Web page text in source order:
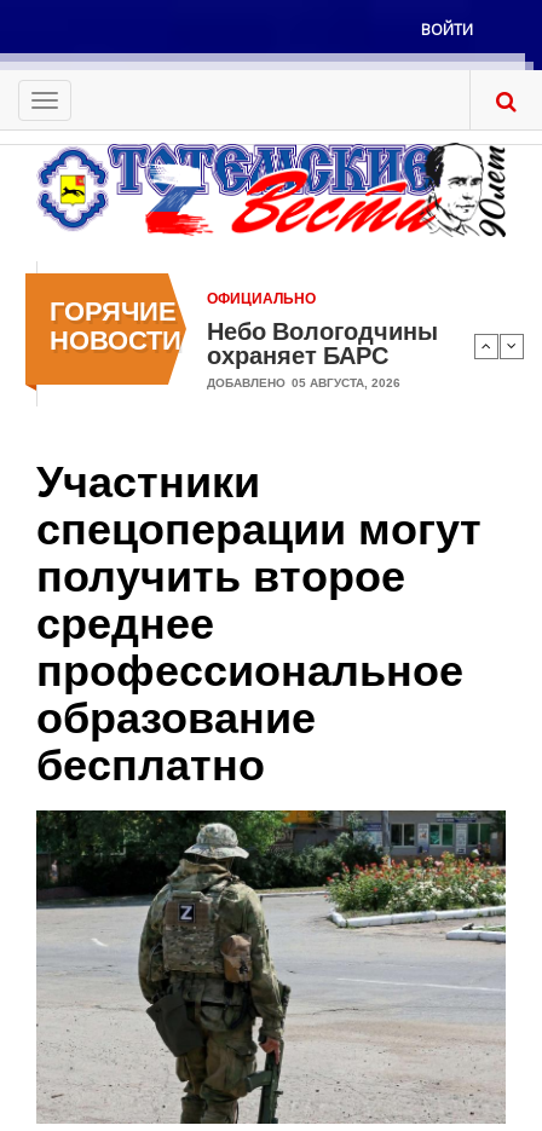
основному
содержанию
Меню
учётной
записи
пользователя
ВОЙТИ
Toggle
navigation
ГОРЯЧИЕ
НОВОСТИ
ОФИЦИАЛЬНО
Небо Вологодчины
охраняет БАРС
ДОБАВЛЕНО 05 АВГУСТА, 2026
Участники
спецоперации могут
получить второе
среднее
профессиональное
образование
бесплатно